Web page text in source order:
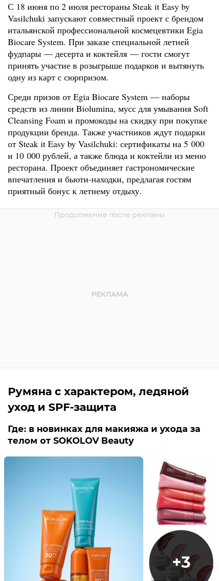
С 18 июня по 2 июля рестораны Steak it Easy by
Vasilchuki запускают совместный проект с брендом
итальянской профессиональной космецевтики Egia
Biocare System. При заказе специальной летней
фудпары — десерта и коктейля — гости смогут
принять участие в розыгрыше подарков и вытянуть
одну из карт с сюрпризом.
Среди призов от Egia Biocare System — наборы
средств из линии Biolumina, мусс для умывания Soft
Cleansing Foam и промокоды на скидку при покупке
продукции бренда. Также участников ждут подарки
от Steak it Easy by Vasilchuki: сертификаты на 5 000
и 10 000 рублей, а также блюда и коктейли из меню
ресторана. Проект объединяет гастрономические
впечатления и бьюти-находки, предлагая гостям
приятный бонус к летнему отдыху.
Румяна с характером, ледяной
уход и SPF-защита
Где: в новинках для макияжа и ухода за
телом от SOKOLOV Beauty
+3